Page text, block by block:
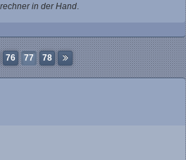
in der Hand.
76 77 78